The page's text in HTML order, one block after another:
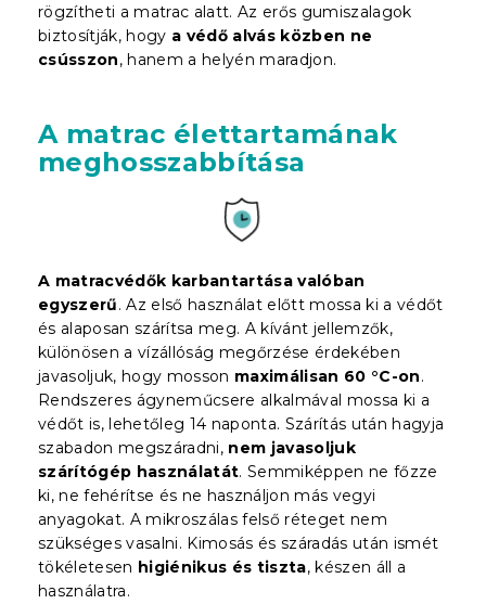
rögzítheti a matrac alatt. Az erős gumiszalagok
biztosítják, hogy a védő alvás közben ne
csússzon, hanem a helyén maradjon.
A matrac élettartamának
meghosszabbítása
A matracvédők karbantartása valóban
egyszerű. Az első használat előtt mossa ki a védőt
és alaposan szárítsa meg. A kívánt jellemzők,
különösen a vízállóság megőrzése érdekében
javasoljuk, hogy mosson maximálisan 60 °C-on.
Rendszeres ágyneműcsere alkalmával mossa ki a
védőt is, lehetőleg 14 naponta. Szárítás után hagyja
szabadon megszáradni, nem javasoljuk
szárítógép használatát. Semmiképpen ne főzze
ki, ne fehérítse és ne használjon más vegyi
anyagokat. A mikroszálas felső réteget nem
szükséges vasalni. Kimosás és száradás után ismét
tökéletesen higiénikus és tiszta, készen áll a
használatra.